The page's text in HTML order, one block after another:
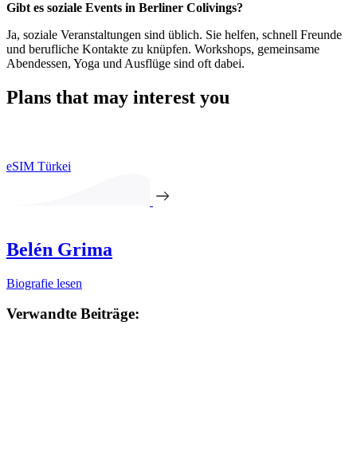
Gibt es soziale Events in Berliner Colivings?
Ja, soziale Veranstaltungen sind üblich. Sie helfen, schnell Freunde
und berufliche Kontakte zu knüpfen. Workshops, gemeinsame
Abendessen, Yoga und Ausflüge sind oft dabei.
Plans that may interest you
eSIM Türkei
Belén Grima
Biografie lesen
Verwandte Beiträge: